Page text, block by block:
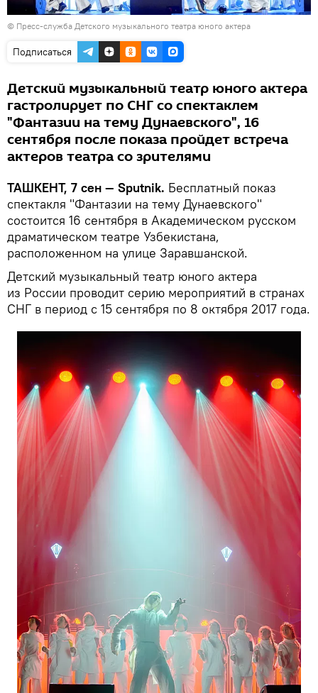
© Пресс-служба Детского музыкального театра юного актера
Подписаться
Детский музыкальный театр юного актера
гастролирует по СНГ со спектаклем
"Фантазии на тему Дунаевского", 16
сентября после показа пройдет встреча
актеров театра со зрителями
ТАШКЕНТ, 7 сен — Sputnik. Бесплатный показ
спектакля "Фантазии на тему Дунаевского"
состоится 16 сентября в Академическом русском
драматическом театре Узбекистана,
расположенном на улице Заравшанской.
Детский музыкальный театр юного актера
из России проводит серию мероприятий в странах
СНГ в период с 15 сентября по 8 октября 2017 года.